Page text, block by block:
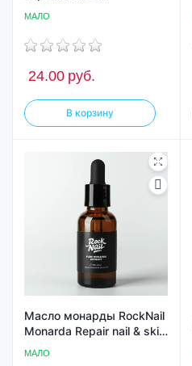
для ослабленных и
ломких ногтей, 12.5 мл
(White)
МАЛО
24.00 руб.
В корзину
Масло монарды RockNail
Monarda Repair nail & skin
МАЛО